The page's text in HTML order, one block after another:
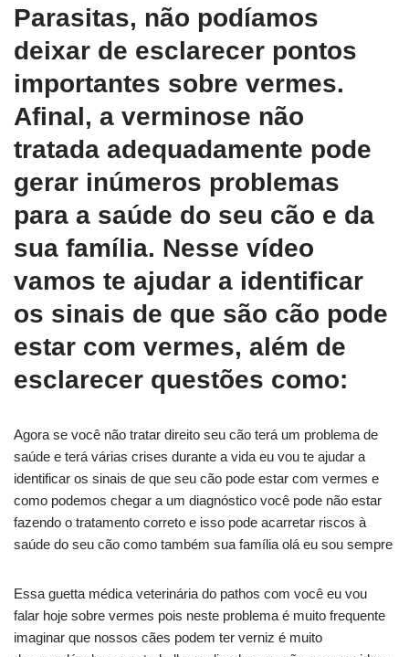
Parasitas, não podíamos
deixar de esclarecer pontos
importantes sobre vermes.
Afinal, a verminose não
tratada adequadamente pode
gerar inúmeros problemas
para a saúde do seu cão e da
sua família. Nesse vídeo
vamos te ajudar a identificar
os sinais de que são cão pode
estar com vermes, além de
esclarecer questões como:
Agora se você não tratar direito seu cão terá um problema de
saúde e terá várias crises durante a vida eu vou te ajudar a
identificar os sinais de que seu cão pode estar com vermes e
como podemos chegar a um diagnóstico você pode não estar
fazendo o tratamento correto e isso pode acarretar riscos à
saúde do seu cão como também sua família olá eu sou sempre
Essa guetta médica veterinária do pathos com você eu vou
falar hoje sobre vermes pois neste problema é muito frequente
imaginar que nossos cães podem ter verniz é muito